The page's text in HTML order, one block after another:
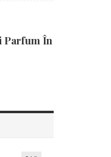
Parfum În